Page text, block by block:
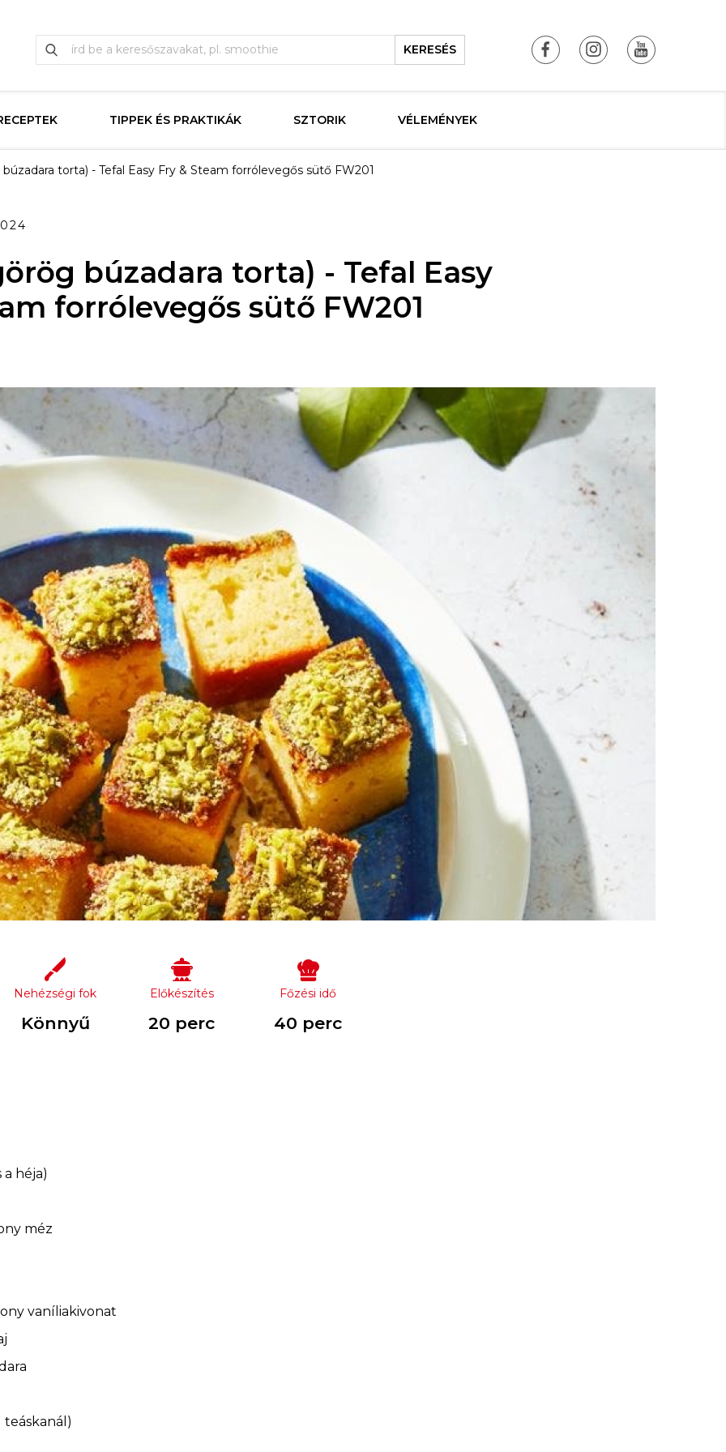
KERESÉS
TIPPEK ÉS PRAKTIKÁK SZTORIK VÉLEMÉNYEK
torta) - Tefal Easy Fry & Steam forrólevegős sütő FW201
búzadara torta) - Tefal Easy
forrólevegős sütő FW201
Nehézségi fok
Könnyű
Előkészítés
20 perc
Főzési idő
40 perc
a héja)
méz
vaníliakivonat
teáskanál)